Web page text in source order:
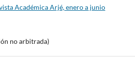
Académica Arjé, enero a junio
no arbitrada)